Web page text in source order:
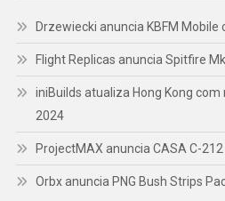
Drzewiecki anuncia KBFM
Flight Replicas anuncia Spitfire
iniBuilds atualiza Hong Kong
2024
ProjectMAX anuncia CASA C-
Orbx anuncia PNG Bush Strips